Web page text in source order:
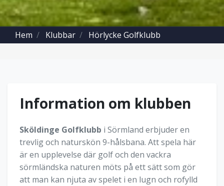
Hem Klubbar Hörlycke Golfklubb
Information om klubben
Sköldinge Golfklubb i Sörmland erbjuder en
trevlig och naturskön 9-hålsbana. Att spela här
är en upplevelse där golf och den vackra
sörmländska naturen möts på ett sätt som gör
att man kan njuta av spelet i en lugn och rofylld